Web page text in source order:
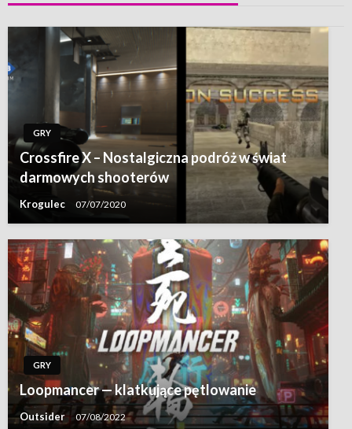
GRY
Crossfire X – Nostalgiczna podróż w świat
darmowych shooterów
Krogulec 07/07/2020
GRY
Loopmancer — klatkujące pętlowanie
Outsider 07/08/2022